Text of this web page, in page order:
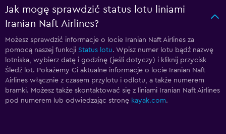
Jak mogę sprawdzić status lotu liniami
Iranian Naft Airlines?
Możesz sprawdzić informacje o locie Iranian Naft Airlines za
pomocą naszej funkcji Status lotu. Wpisz numer lotu bądź nazwę
lotniska, wybierz datę i godzinę (jeśli dotyczy) i kliknij przycisk
Śledź lot. Pokażemy Ci aktualne informacje o locie Iranian Naft
Airlines włącznie z czasem przylotu i odlotu, a także numerem
bramki. Możesz także skontaktować się z liniami Iranian Naft Airlines
pod numerem lub odwiedzając stronę kayak.com.